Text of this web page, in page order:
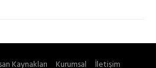
Kaynakları Kurumsal İletişim